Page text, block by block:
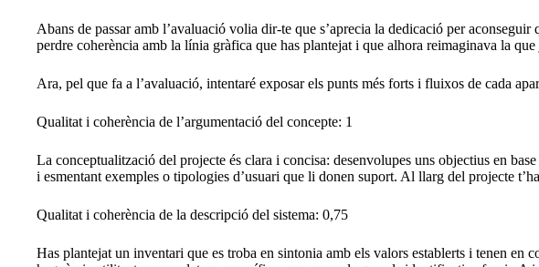
Abans de passar amb l’avaluació volia dir-te que s’aprecia la dedicació per
perdre coherència amb la línia gràfica que has plantejat i que alhora reimaginava la
Ara, pel que fa a l’avaluació, intentaré exposar els punts més forts i fluixos de cada
Qualitat i coherència de l’argumentació del concepte: 1
La conceptualització del projecte és clara i concisa: desenvolupes uns objectius en
i esmentant exemples o tipologies d’usuari que li donen suport. Al llarg del projecte
Qualitat i coherència de la descripció del sistema: 0,75
Has plantejat un inventari que es troba en sintonia amb els valors establerts i tenen en